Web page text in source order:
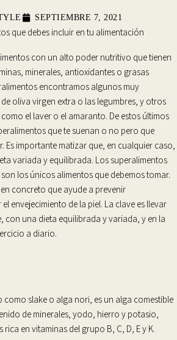
SEPTIEMBRE 7, 2021
con un alto poder nutritivo que tienen
minerales, antioxidantes o grasas
encontramos algunos muy
oliva virgen extra o las legumbres, y otros
el laver o el amaranto. De estos últimos
que te suenan o no pero que
Es importante matizar que, en cualquier caso,
variada y equilibrada. Los superalimentos
los únicos alimentos que debemos tomar.
concreto que ayude a prevenir
envejecimiento de la piel. La clave es llevar
, con una dieta equilibrada y variada, y en la
a diario.
como slake o alga nori , es un alga comestible
de minerales, yodo, hierro y potasio,
rica en vitaminas del grupo B, C, D, E y K.